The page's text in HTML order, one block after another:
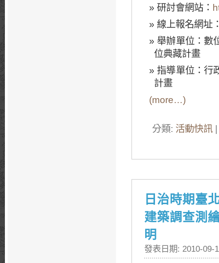
研討會網站：
線上報名網址
舉辦單位：數
位典藏計畫
指導單位：行
計畫
(more…)
分類: 活動快訊
日治時期臺
建築調查測
明
發表日期: 2010-09-